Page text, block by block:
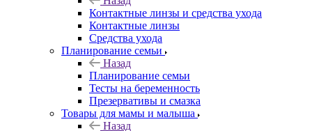
Контактные линзы и средства ухода
Контактные линзы
Средства ухода
Планирование семьи
Назад
Планирование семьи
Тесты на беременность
Презервативы и смазка
Товары для мамы и малыша
Назад